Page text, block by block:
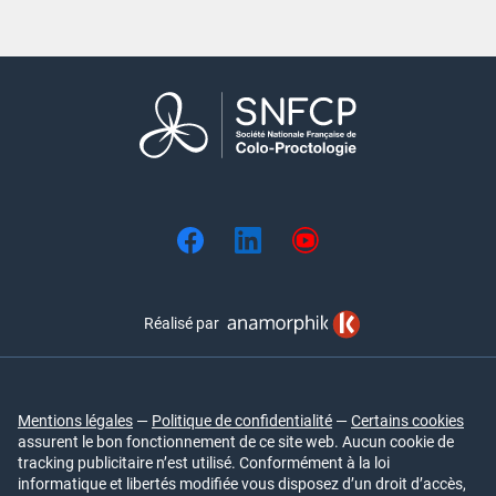
Réalisé par
Mentions légales — Politique de confidentialité —Certains cookies
assurent le bon fonctionnement de ce site web. Aucun cookie de
tracking publicitaire n’est utilisé. Conformément à la loi
informatique et libertés modifiée vous disposez d’un droit d’accès,